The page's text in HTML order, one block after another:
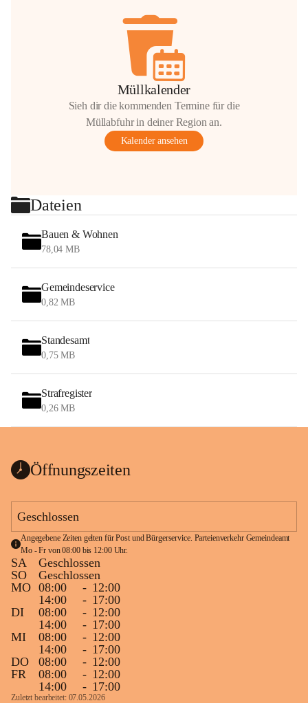
Müllkalender
Sieh dir die kommenden Termine für die
Müllabfuhr in deiner Region an.
Kalender ansehen
Dateien
Bauen & Wohnen
78,04 MB
Gemeindeservice
0,82 MB
Standesamt
0,75 MB
Strafregister
0,26 MB
Öffnungszeiten
Geschlossen
Angegebene Zeiten gelten für Post und Bürgerservice. Parteienverkehr Gemeindeamt
Mo - Fr von 08:00 bis 12:00 Uhr.
SA
Geschlossen
SO
Geschlossen
MO 08:00 - 12:00
14:00
- 17:00
DI
08:00 - 12:00
14:00
- 17:00
MI
08:00 - 12:00
14:00
- 17:00
DO
08:00 - 12:00
FR
08:00 - 12:00
14:00
- 17:00
Zuletzt bearbeitet: 07.05.2026